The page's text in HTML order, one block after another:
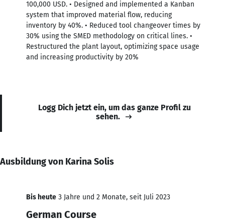
100,000 USD. • Designed and implemented a Kanban
system that improved material flow, reducing
inventory by 40%. • Reduced tool changeover times by
30% using the SMED methodology on critical lines. •
Restructured the plant layout, optimizing space usage
and increasing productivity by 20%
Logg Dich jetzt ein, um das ganze Profil zu
sehen.
Ausbildung von Karina Solis
Bis heute 3 Jahre und 2 Monate, seit Juli 2023
German Course